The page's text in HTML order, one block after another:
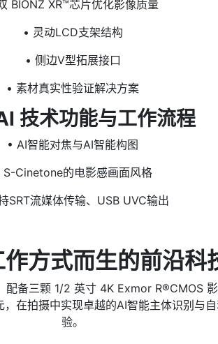
BIONZ XR™芯片优化影像质量
• 灵动LCD支架结构
• 侧边V型拓展接口
• 素材真实性验证解决方案
技术功能与工作流程
• AI智能对焦与AI智能构图
S-Cinetone的电影感画面风格
SRT流媒体传输、USB UVC输出
方式而生的前沿科
备三颗 1/2 英寸 4K Exmor R®CMOS
在拍摄中实现卓越的AI智能主体识别与
验。